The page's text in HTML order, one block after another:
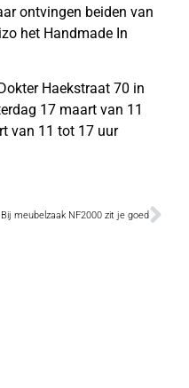
ontvingen beiden van
het Handmade In
Haekstraat 70 in
17 maart van 11
van 11 tot 17 uur
Bij meubelzaak NF2000 zit je goed